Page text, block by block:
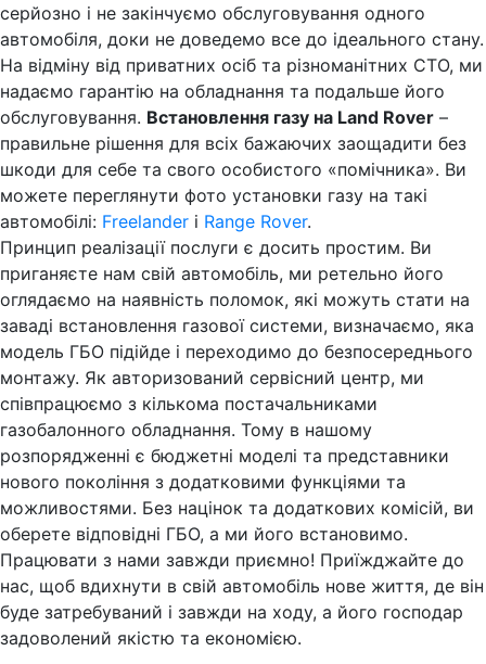
серйозно і не закінчуємо обслуговування одного
автомобіля, доки не доведемо все до ідеального стану.
На відміну від приватних осіб та різноманітних СТО, ми
надаємо гарантію на обладнання та подальше його
обслуговування. Встановлення газу на Land Rover –
правильне рішення для всіх бажаючих заощадити без
шкоди для себе та свого особистого «помічника». Ви
можете переглянути фото установки газу на такі
автомобілі: Freelander і Range Rover.
Принцип реалізації послуги є досить простим. Ви
приганяєте нам свій автомобіль, ми ретельно його
оглядаємо на наявність поломок, які можуть стати на
заваді встановлення газової системи, визначаємо, яка
модель ГБО підійде і переходимо до безпосереднього
монтажу. Як авторизований сервісний центр, ми
співпрацюємо з кількома постачальниками
газобалонного обладнання. Тому в нашому
розпорядженні є бюджетні моделі та представники
нового покоління з додатковими функціями та
можливостями. Без націнок та додаткових комісій, ви
оберете відповідні ГБО, а ми його встановимо.
Працювати з нами завжди приємно! Приїжджайте до
нас, щоб вдихнути в свій автомобіль нове життя, де він
буде затребуваний і завжди на ходу, а його господар
задоволений якістю та економією.